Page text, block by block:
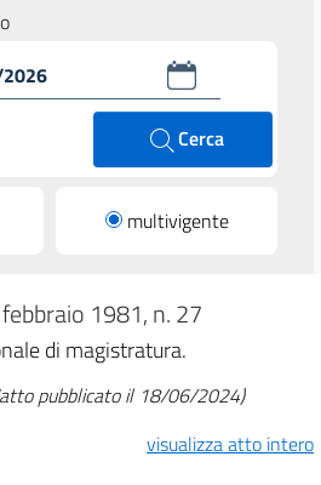
Cerca
multivigente
febbraio 1981, n. 27
di magistratura.
pubblicato il 18/06/2024)
visualizza atto intero